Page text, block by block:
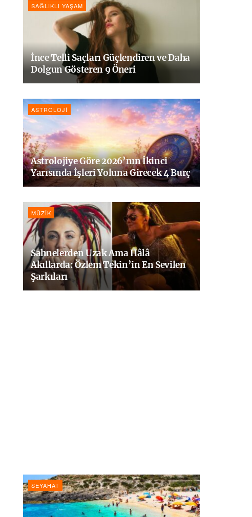
SAĞLIKLI YAŞAM
İnce Telli Saçları Güçlendiren ve Daha
Dolgun Gösteren 9 Öneri
ASTROLOJI
Astrolojiye Göre 2026’nın İkinci
Yarısında İşleri Yoluna Girecek 4 Burç
MÜZIK
Sahnelerden Uzak Ama Hâlâ
Akıllarda: Özlem Tekin’in En Sevilen
Şarkıları
SEYAHAT